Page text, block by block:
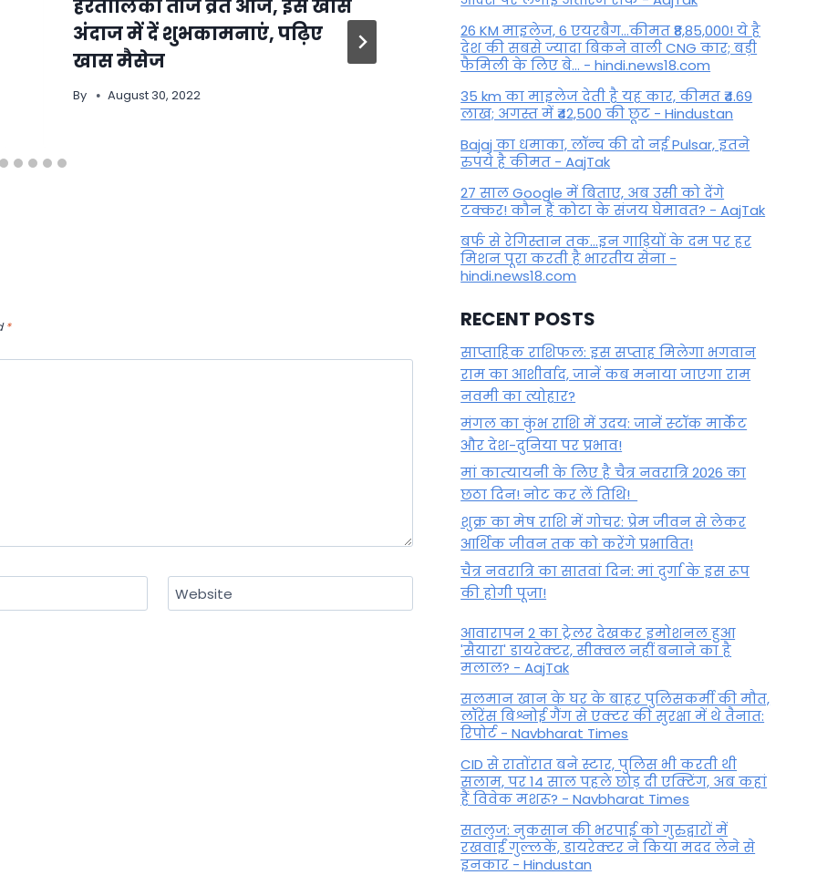
हरतालिका तीज व्रत आज, इस खास
अंदाज में दें शुभकामनाएं, पढ़िए
खास मैसेज
By August 30, 2022
करने जा रहे हैं प्रवेश- जानें आपकी
राशि पर क्या पड़ेगा इसका प्रभाव!
By October 29, 2024
*
Website
26 KM माइलेज, 6 एयरबैग...कीमत ₹8,85,000! ये है
देश की सबसे ज्यादा बिकने वाली CNG कार; बड़ी
फैमिली के लिए बे... - hindi.news18.com
35 km का माइलेज देती है यह कार, कीमत ₹4.69
लाख; अगस्त में ₹42,500 की छूट - Hindustan
Bajaj का धमाका, लॉन्च की दो नई Pulsar, इतने
रुपये है कीमत - AajTak
27 साल Google में बिताए, अब उसी को देंगे
टक्कर! कौन हैं कोटा के संजय घेमावत? - AajTak
बर्फ से रेगिस्तान तक...इन गाड़ियों के दम पर हर
मिशन पूरा करती है भारतीय सेना -
hindi.news18.com
RECENT POSTS
साप्ताहिक राशिफल: इस सप्ताह मिलेगा भगवान
राम का आशीर्वाद, जानें कब मनाया जाएगा राम
नवमी का त्योहार?
मंगल का कुंभ राशि में उदय: जानें स्‍टॉक मार्केट
और देश-दुनिया पर प्रभाव!
मां कात्‍यायनी के लिए है चैत्र नवरात्रि 2026 का
छठा दिन! नोट कर लें तिथि!
शुक्र का मेष राशि में गोचर: प्रेम जीवन से लेकर
आर्थिक जीवन तक को करेंगे प्रभावित!
चैत्र नवरात्रि का सातवां दिन: मां दुर्गा के इस रूप
की होगी पूजा!
आवारापन 2 का ट्रेलर देखकर इमोशनल हुआ
'सैयारा' डायरेक्टर, सीक्वल नहीं बनाने का है
मलाल? - AajTak
सलमान खान के घर के बाहर पुलिसकर्मी की मौत,
लॉरेंस बिश्नोई गैंग से एक्टर की सुरक्षा में थे तैनात:
रिपोर्ट - Navbharat Times
CID से रातोंरात बने स्टार, पुलिस भी करती थी
सलाम, पर 14 साल पहले छोड़ दी एक्टिंग, अब कहां
हैं विवेक मशरू? - Navbharat Times
सतलुज: नुकसान की भरपाई को गुरुद्वारों में
रखवाईं गुल्लकें, डायरेक्टर ने किया मदद लेने से
इनकार - Hindustan